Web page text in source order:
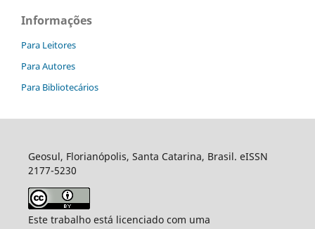
Informações
Para Leitores
Para Autores
Para Bibliotecários
Geosul, Florianópolis, Santa Catarina, Brasil. eISSN
2177-5230
Este trabalho está licenciado com uma